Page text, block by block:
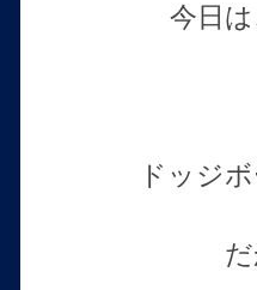
今日
ドッジ